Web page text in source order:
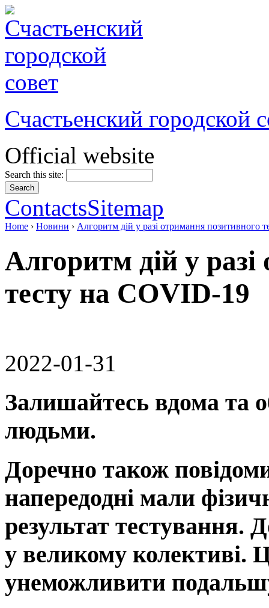
Счастьенский городской
Official website
Search this site:
ContactsSitemap
Home › Новини › Алгоритм дій у разі отримання позитивного
Алгоритм дій у
тесту на COVID-19
2022-01-31
Залишайтесь вдома та
людьми.
Доречно також
напередодні мали
результат
у великому колективі.
унеможливити